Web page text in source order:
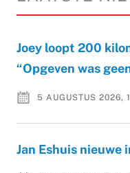
Joey loopt 200
“Opgeven was
5 AUGUSTUS 2026,
Jan Eshuis